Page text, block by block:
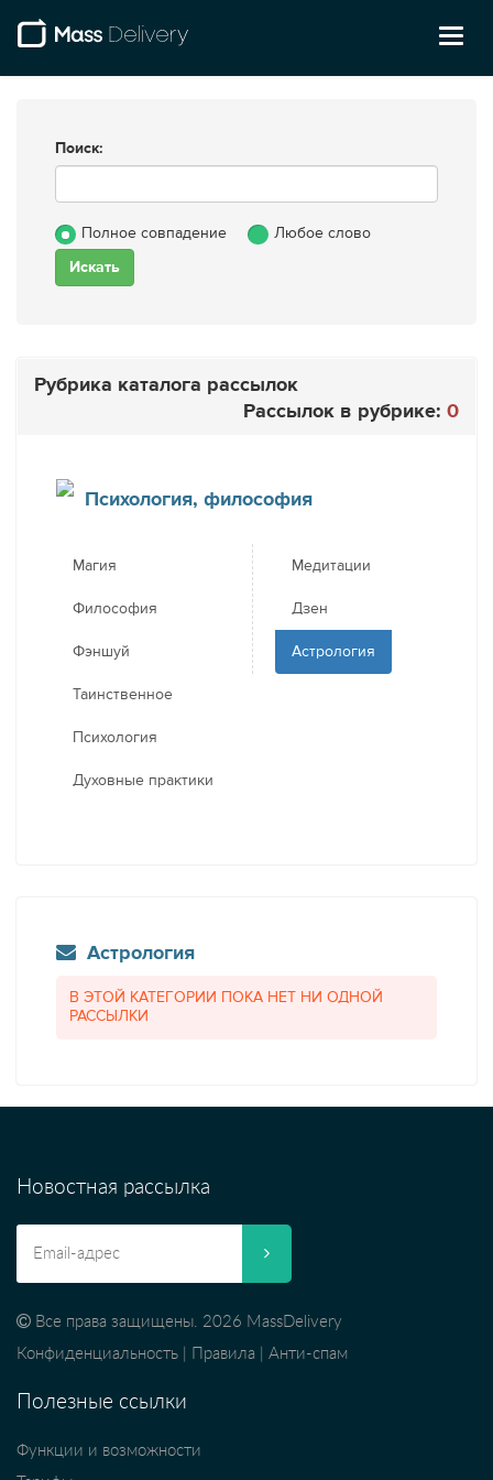
Поиск:
Полное совпадение Любое слово
Рубрика каталога рассылок
Рассылок в рубрике: 0
Психология, философия
Магия
Философия
Фэншуй
Таинственное
Психология
Духовные практики
Медитации
Дзен
Астрология
Астрология
В ЭТОЙ КАТЕГОРИИ ПОКА НЕТ НИ ОДНОЙ
РАССЫЛКИ
Новостная рассылка
Все права защищены. 2026 MassDelivery
Конфиденциальность
Правила Анти-спам
Полезные ссылки
Функции и возможности